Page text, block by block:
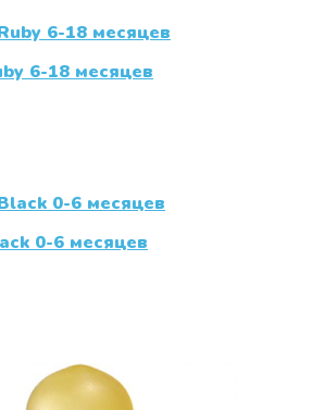
6-18 месяцев
0-6 меcяцев